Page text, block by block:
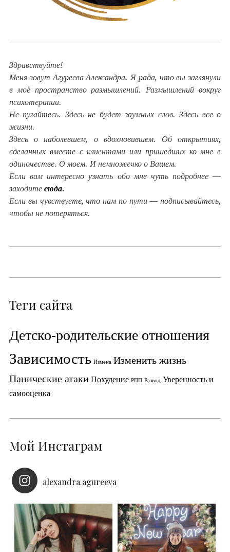
Здравствуйте!
Меня зовут Агуреева Александра. Я рада, что вы заглянули
в моё пространство размышлений. Размышлений вокруг
психотерапии.
Не пугайтесь. Здесь не будет заумных слов. Здесь все о
жизни.
Здесь о наболевшем, о вдохновившем. Об открытиях,
сделанных вместе с клиентами или пришедших ко мне в
одиночестве. О моем. И немножечко о Вашем.
Если вам интересно узнать обо мне чуть подробнее —
заходите сюда.
Если вы чувствуете, что нам по пути — подписывайтесь,
чтобы не потеряться.
Теги сайта
Детско-родительские отношения
Зависимость Измена Изменить жизнь
Панические атаки Похудение РПП Развод Уверенность и
самооценка
Мой Инстаграм
alexandra.agureeva